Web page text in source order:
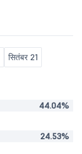
सितंबर 21
44.04%
24.53%